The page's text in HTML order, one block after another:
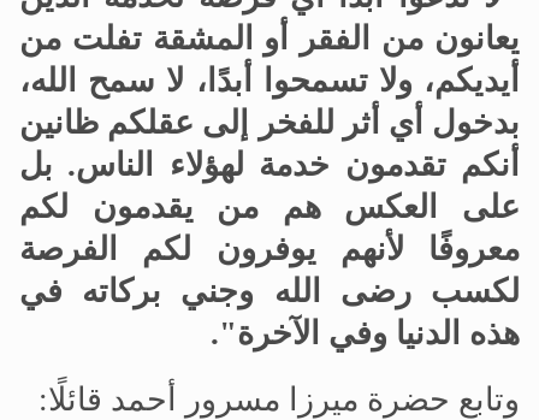
يعانون من الفقر أو المشقة تفلت من
أيديكم، ولا تسمحوا أبدًا، لا سمح الله،
بدخول أي أثر للفخر إلى عقلكم ظانين
أنكم تقدمون خدمة لهؤلاء الناس. بل
على العكس هم من يقدمون لكم
معروفًا لأنهم يوفرون لكم الفرصة
لكسب رضى الله وجني بركاته في
هذه الدنيا وفي الآخرة".
وتابع حضرة ميرزا مسرور أحمد قائلًا: